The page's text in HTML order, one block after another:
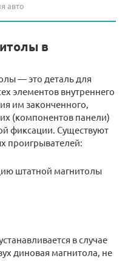
авто
в
— это деталь для
элементов внутреннего
им законченного,
(компонентов панели)
фиксации. Существуют
проигрывателей:
штатной магнитолы
в случае
диновая магнитола, не